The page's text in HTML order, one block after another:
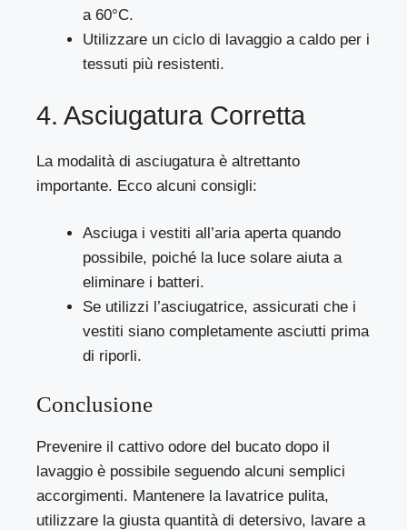
a 60°C.
Utilizzare un ciclo di lavaggio a caldo per i
tessuti più resistenti.
4. Asciugatura Corretta
La modalità di asciugatura è altrettanto
importante. Ecco alcuni consigli:
Asciuga i vestiti all’aria aperta quando
possibile, poiché la luce solare aiuta a
eliminare i batteri.
Se utilizzi l’asciugatrice, assicurati che i
vestiti siano completamente asciutti prima
di riporli.
Conclusione
Prevenire il cattivo odore del bucato dopo il
lavaggio è possibile seguendo alcuni semplici
accorgimenti. Mantenere la lavatrice pulita,
utilizzare la giusta quantità di detersivo, lavare a